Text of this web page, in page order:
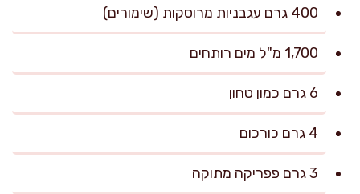
400 גרם עגבניות מרוסקות (שימורים)
1,700 מ"ל מים רותחים
6 גרם כמון טחון
4 גרם כורכום
3 גרם פפריקה מתוקה